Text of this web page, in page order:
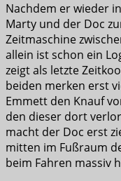
Nachdem er wieder
Marty und der Doc
Zeitmaschine
allein ist schon ein
zeigt als letzte
beiden merken erst
Emmett den Knauf
den dieser dort
macht der Doc erst
mitten im Fußraum
beim Fahren massiv